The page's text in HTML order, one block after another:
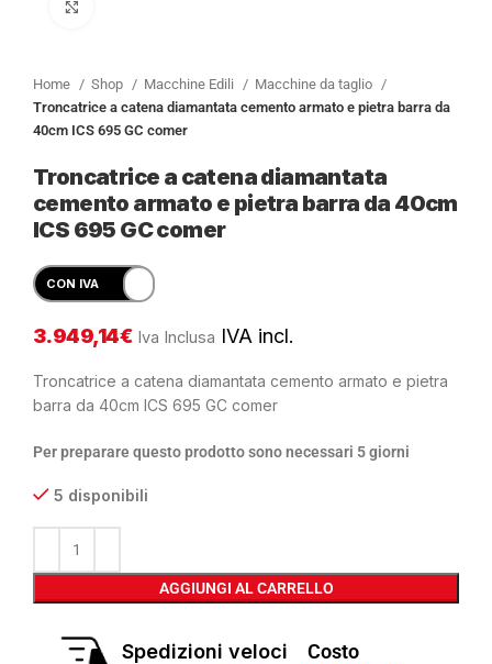
Home Shop Macchine Edili
Macchine da taglio
Troncatrice a catena diamantata cemento armato e pietra barra da
40cm ICS 695 GC comer
Troncatrice a catena diamantata
cemento armato e pietra barra da 40cm
ICS 695 GC comer
3.949,14€ Iva Inclusa IVA incl.
Troncatrice a catena diamantata cemento armato e pietra
barra da 40cm ICS 695 GC comer
Per preparare questo prodotto sono necessari 5 giorni
5 disponibili
AGGIUNGI AL CARRELLO
Spedizioni veloci Costo